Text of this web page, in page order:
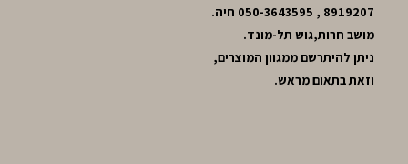
8919207 , 050-3643595 חיה.
מושב חרות,גוש תל-מונד.
ניתן להיתרשם ממגוון המוצרים,
וזאת בתאום מראש.